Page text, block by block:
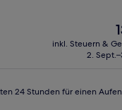
inkl. Steuern &
2.
24 Stunden für einen